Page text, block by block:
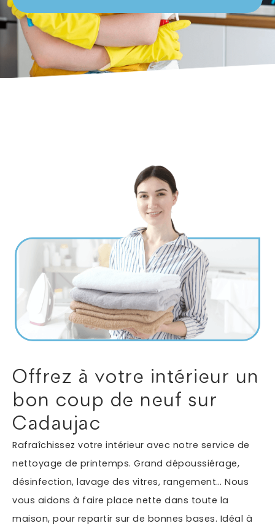
Offrez à votre intérieur un
bon coup de neuf sur
Cadaujac
Rafraîchissez votre intérieur avec notre service de
nettoyage de printemps. Grand dépoussiérage,
désinfection, lavage des vitres, rangement… Nous
vous aidons à faire place nette dans toute la
maison, pour repartir sur de bonnes bases. Idéal à
Ville*
Jardinage
Petits travaux de bricolage
Autres services
Informations supplémentaires du besoin
En soumettant ce formulaire, j'accepte que les
informations saisies soient exploitées dans le cadre
de ma demande.*